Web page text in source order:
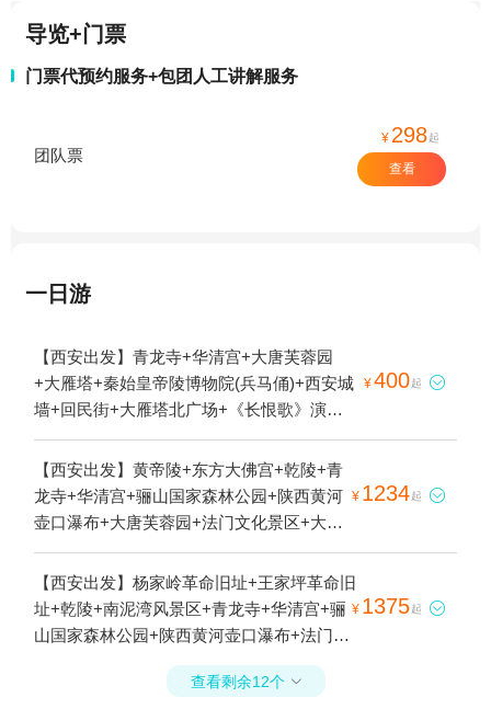
导览+门票
门票代预约服务+包团人工讲解服务
团队票
¥ 298起
查看
一日游
【西安出发】青龙寺+华清宫+大唐芙蓉园
+大雁塔+秦始皇帝陵博物院(兵马俑)+西安城
墙+回民街+大雁塔北广场+《长恨歌》演出
+广仁寺+小雁塔遗址公园+卧龙寺+大唐不夜
城+书院门+钟鼓楼广场+西安事变旧址五间
厅+《12.12》西安事变演出+永兴坊+《驼铃
传奇》秀+西安博物院+西安千古情+秦始皇
陪葬坑2日游
¥400起 
【西安出发】黄帝陵+东方大佛宫+乾陵+青
龙寺+华清宫+骊山国家森林公园+陕西黄河
壶口瀑布+大唐芙蓉园+法门文化景区+大雁
塔+秦始皇帝陵博物院(兵马俑)+大兴善寺+茂
陵博物馆+西安碑林博物馆+陕西历史博物馆
+西安城墙+回民街+大雁塔北广场+《长恨
歌》演出+广仁寺+老西安博物馆+小雁塔(荐
场+合十舍利塔+西安事变旧址五间厅
¥ 1234起 
【西安出发】杨家岭革命旧址+王家坪革命旧
址+乾陵+南泥湾风景区+青龙寺+华清宫+骊
山国家森林公园+陕西黄河壶口瀑布+法门文
化景区+大雁塔+秦始皇帝陵博物院(兵马
俑)+枣园革命旧址+华山+大兴善寺+茂陵博物
¥ 1375起 
查看剩余12个 